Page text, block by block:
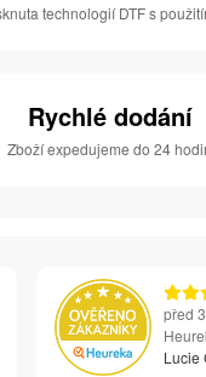
technologií DTF s
Rychlé dodání
Zboží expedujeme do 24
před
Lucie